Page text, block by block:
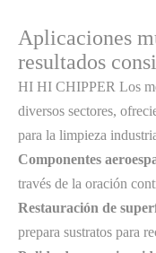
Aplicaciones
resultados
HI HI CHIPPER Los
diversos sectores,
para la limpieza
Componentes
través de la oración
Restauración de
prepara sustratos para